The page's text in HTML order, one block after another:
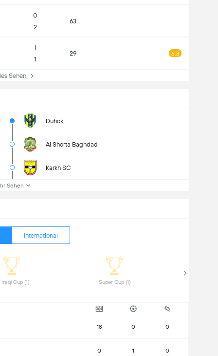
0
2
63
1
1
29 6.8
Sehen
Duhok
Al Shorta Baghdad
Karkh SC
Sehen
International
Super Cup (1)
18 0 0
0 1 0